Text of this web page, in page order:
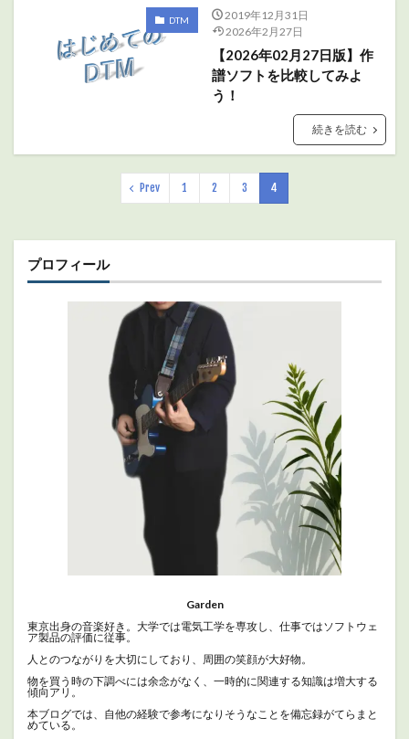
DTM
2019年12月31日
2026年2月27日
【2026年02月27日版】作
譜ソフトを比較してみよ
う！
続きを読む
Prev 1 2 3 4
プロフィール
Garden
東京出身の音楽好き。大学では電気工学を専攻し、仕事ではソフトウェ
ア製品の評価に従事。
人とのつながりを大切にしており、周囲の笑顔が大好物。
物を買う時の下調べには余念がなく、一時的に関連する知識は増大する
傾向アリ。
本ブログでは、自他の経験で参考になりそうなことを備忘録がてらまと
めている。